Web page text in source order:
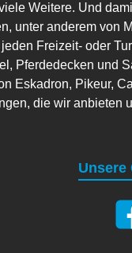
Weitere. Und
unter anderem
Freizeit- oder
Pferdedecken und
Eskadron, Pikeur,
die wir anbieten
Unsere